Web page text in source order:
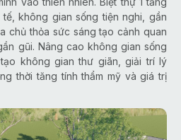
không gian sống tiện nghi, gần
chủ thỏa sức sáng tạo cảnh quan
gũi. Nâng cao không gian sống
không gian thư giãn, giải trí lý
thời tăng tính thẩm mỹ và giá trị